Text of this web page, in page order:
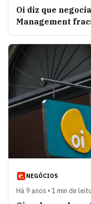
Oi diz que
Management
NEGÓCIOS
Há 9 anos • 1 min de